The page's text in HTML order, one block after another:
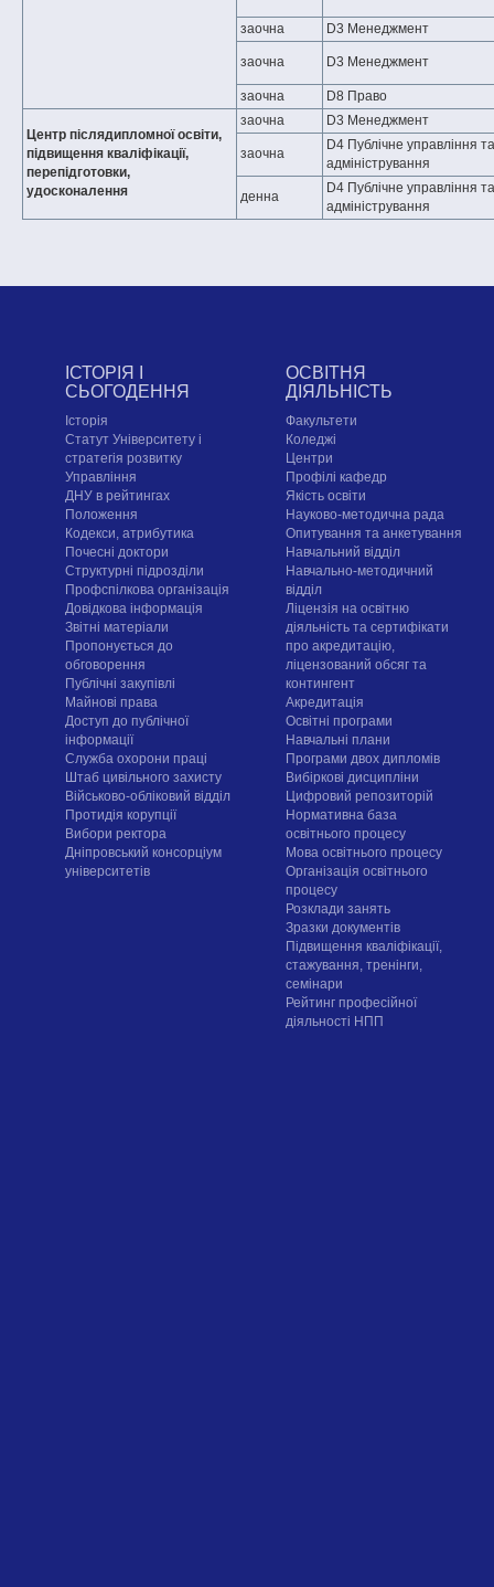
заочна D3 Менеджмент
заочна D3 Менеджмент
заочна D8 Право
Центр післядипломної освіти,
підвищення кваліфікації,
перепідготовки,
удосконалення
заочна D3 Менеджмент
заочна
D4 Публічне управління та
адміністрування
денна
D4 Публічне управління та
адміністрування
ІСТОРІЯ І
СЬОГОДЕННЯ
Історія
Статут Університету і
стратегія розвитку
Управління
ДНУ в рейтингах
Положення
Кодекси, атрибутика
Почесні доктори
Структурні підрозділи
Профспілкова організація
Довідкова інформація
Звітні матеріали
Пропонується до
обговорення
Публічні закупівлі
Майнові права
Доступ до публічної
інформації
Служба охорони праці
Штаб цивільного захисту
Військово-обліковий відділ
Протидія корупції
Вибори ректора
Дніпровський консорціум
університетів
ОСВІТНЯ
ДІЯЛЬНІСТЬ
Факультети
Коледжі
Центри
Профілі кафедр
Якість освіти
Науково-методична рада
Опитування та анкетування
Навчальний відділ
Навчально-методичний
відділ
Ліцензія на освітню
діяльність та сертифікати
про акредитацію,
ліцензований обсяг та
контингент
Акредитація
Освітні програми
Навчальні плани
Програми двох дипломів
Вибіркові дисципліни
Цифровий репозиторій
Нормативна база
освітнього процесу
Мова освітнього процесу
Організація освітнього
процесу
Розклади занять
Зразки документів
Підвищення кваліфікації,
стажування, тренінги,
семінари
Рейтинг професійної
діяльності НПП